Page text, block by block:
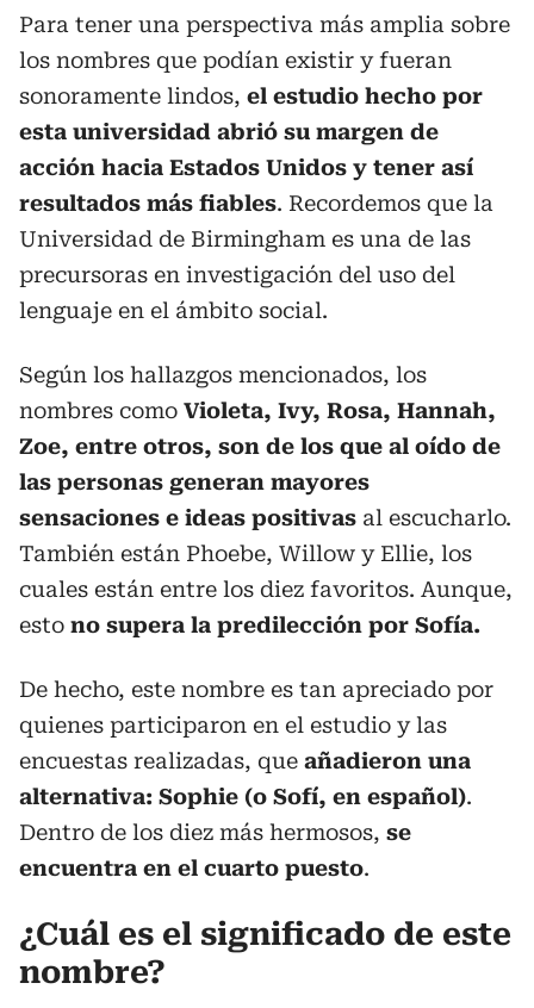
Para tener una perspectiva más amplia sobre
los nombres que podían existir y fueran
sonoramente lindos, el estudio hecho por
esta universidad abrió su margen de
acción hacia Estados Unidos y tener así
resultados más fiables. Recordemos que la
Universidad de Birmingham es una de las
precursoras en investigación del uso del
lenguaje en el ámbito social.
Según los hallazgos mencionados, los
nombres como Violeta, Ivy, Rosa, Hannah,
Zoe, entre otros, son de los que al oído de
las personas generan mayores
sensaciones e ideas positivas al escucharlo.
También están Phoebe, Willow y Ellie, los
cuales están entre los diez favoritos. Aunque,
esto no supera la predilección por Sofía.
De hecho, este nombre es tan apreciado por
quienes participaron en el estudio y las
encuestas realizadas, que añadieron una
alternativa: Sophie (o Sofí, en español).
Dentro de los diez más hermosos, se
encuentra en el cuarto puesto.
¿Cuál es el significado de este
nombre?